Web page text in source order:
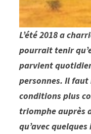
L’été 2018 a
pourrait tenir
parvient
personnes. Il
conditions plus
triomphe auprès
qu’avec